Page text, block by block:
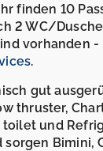
finden 10
2 WC/
vorhanden
.
gut
thruster,
und
sorgen Bimini,